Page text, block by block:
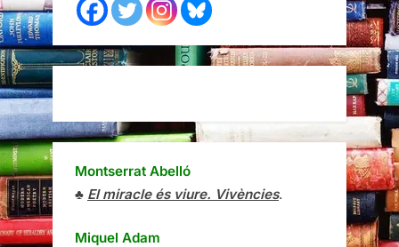
Montserrat Abelló
♣ El miracle és viure. Vivències.
Miquel Adam